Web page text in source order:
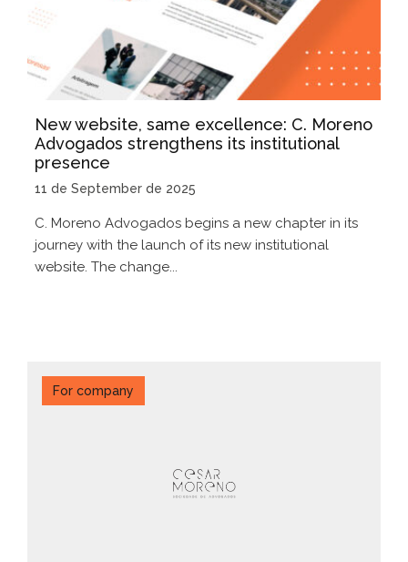
New website, same excellence: C. Moreno
Advogados strengthens its institutional
presence
11 de September de 2025
C. Moreno Advogados begins a new chapter in its
journey with the launch of its new institutional
website. The change...
For company